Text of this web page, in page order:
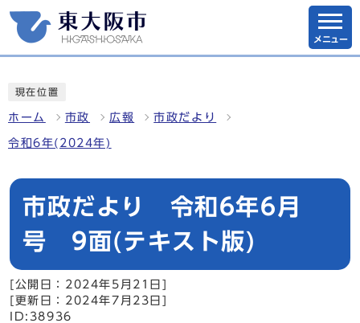
メニュー
現在位置
ホーム 市政 広報 市政だより
令和6年(2024年)
市政だより 令和6年6月
号 9面(テキスト版)
[公開日：2024年5月21日]
[更新日：2024年7月23日]
ID:38936